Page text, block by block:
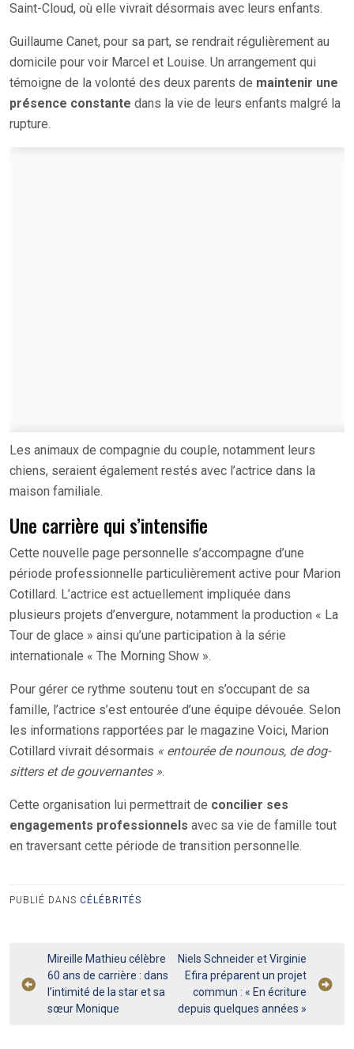
Saint-Cloud, où elle vivrait désormais avec leurs enfants.
Guillaume Canet, pour sa part, se rendrait régulièrement au
domicile pour voir Marcel et Louise. Un arrangement qui
témoigne de la volonté des deux parents de maintenir une
présence constante dans la vie de leurs enfants malgré la
rupture.
Les animaux de compagnie du couple, notamment leurs
chiens, seraient également restés avec l’actrice dans la
maison familiale.
Une carrière qui s’intensifie
Cette nouvelle page personnelle s’accompagne d’une
période professionnelle particulièrement active pour Marion
Cotillard. L’actrice est actuellement impliquée dans
plusieurs projets d’envergure, notamment la production « La
Tour de glace » ainsi qu’une participation à la série
internationale « The Morning Show ».
Pour gérer ce rythme soutenu tout en s’occupant de sa
famille, l’actrice s’est entourée d’une équipe dévouée. Selon
les informations rapportées par le magazine Voici, Marion
Cotillard vivrait désormais « entourée de nounous, de dog-
sitters et de gouvernantes ».
Cette organisation lui permettrait de concilier ses
engagements professionnels avec sa vie de famille tout
en traversant cette période de transition personnelle.
PUBLIÉ DANS CÉLÉBRITÉS
Navigation
de
l’article
Mireille Mathieu célèbre
60 ans de carrière : dans
l’intimité de la star et sa
sœur Monique
Niels Schneider et Virginie
Efira préparent un projet
commun : « En écriture
depuis quelques années »